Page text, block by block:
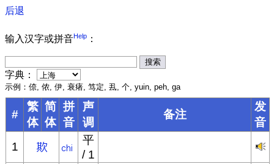
后退
输入汉字或拼音Help ：
字典：
示例：倷, 侬, 伊, 衰瘏, 笃定, 厾, 个, yuin, peh, ga
#
繁
体
简
体
拼
音
声
调
备注
发
音
1
平
/ 1